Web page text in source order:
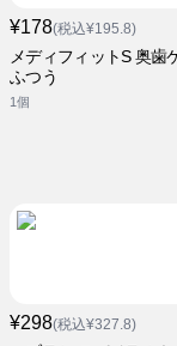
¥178(税込¥195.8)
メディフィットS 奥歯
ふつう
1個
¥298(税込¥327.8)